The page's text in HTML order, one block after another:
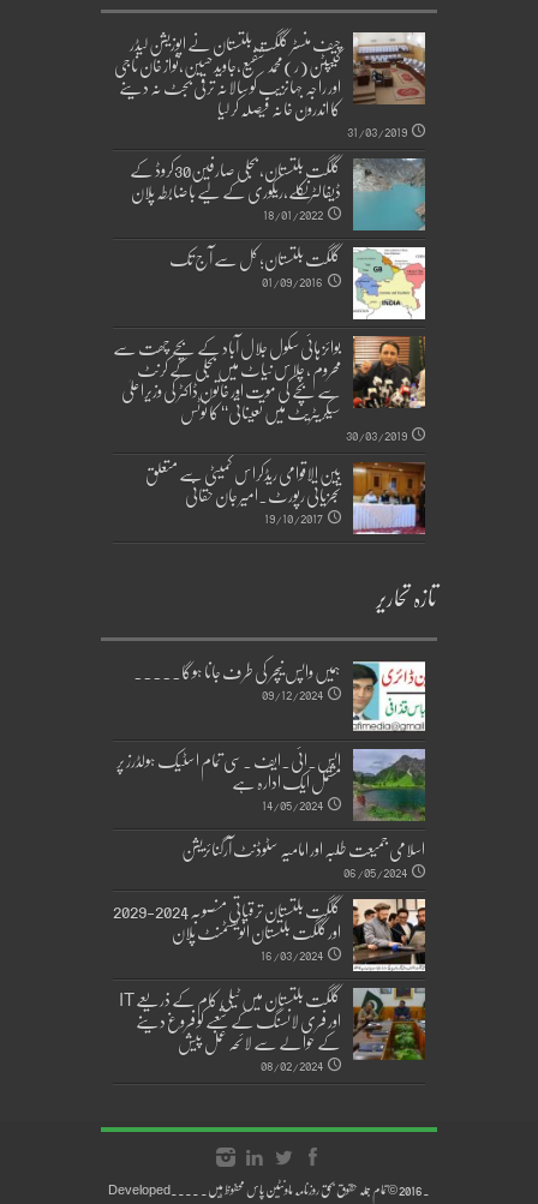
چیف منسٹر گلگت بلتستان نے اپوزیشن لیڈر
کیپٹن(ر)محمد شفیع،جاوید حسین،نواز خان ناجی
اور راجہ جہانزیب کو سالانہ ترقی بجٹ نہ دینے
کا اندرون خانہ فیصلہ کر لیا
31/03/2019
گلگت بلتستان، بجلی صارفین30کروڈ کے
ڈیفالٹر نکلے,ریکوری کے لیے باضابطہ پلان
18/01/2022
گلگت بلتستان؛ کل سے آج تک
01/09/2016
بوائز ہائی سکول جلال آباد کے بچے چھت سے
محروم ، چلاس نیاٹ میں بجلی کے کرنٹ
سے بچے کی موت اور خاتون ڈاکٹر کی وزیراعلیٰ
سیکریٹریٹ میں تعیناتی‘‘ کا نوٹس
30/03/2019
بین الاقوامی ریڈکراس کمیٹی سے متعلق
تجزیاتی رپورٹ۔امیر جان حقانی
19/10/2017
تازہ تحاریر
ہمیں واپس نیچر کی طرف جانا ہوگا۔۔۔۔۔
09/12/2024
ایس۔ائی۔ایف ۔سی تمام اسٹیک ہولڈرز پر
مشتمل ایک ادارہ ہے
14/05/2024
اسلامی جمیعت طلبہ اور امامیہ سٹوڈنٹ آرگنائزیشن
06/05/2024
گلگت بلتستان ترقیاتی منصوبہ 2024-2029 اورگلگت بلتستان انویسٹمنٹ پلان
16/03/2024
گلگت بلتستان میں ٹیلی کام کے ذریعے ITاور فری لانسنگ کے شعبے کو فروغ دینے
کے حوالے سے لائحہ عمل پیش
08/02/2024
.2016 © تمام جملہ حقوق بحق روزنامہ ماونٹین پاس محفوظ ہیں۔ ....Developed